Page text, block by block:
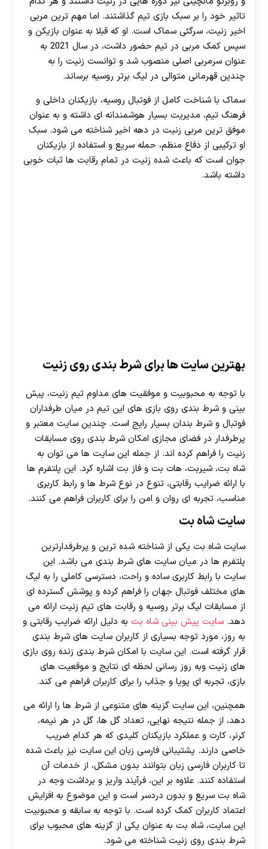
هات بت
تاثیر خود را بر سبک بازی تیم گذاشتند. اما مهم ترین مربی
اخیر زنیت، سرگئی سماک است. او که قبلا به عنوان بازیکن و
سپس کمک مربی در تیم حضور داشت، در سال 2021 به
عنوان سرمربی اصلی منصوب شد و توانست زنیت را به
چندین قهرمانی متوالی در لیگ برتر روسیه برساند.
سماک با شناخت کامل از فوتبال روسیه، بازیکنان داخلی و
فرهنگ تیم، مدیریت بسیار هوشمندانه ای داشته و به عنوان
موفق ترین مربی زنیت در دهه اخیر شناخته می شود. سبک
او ترکیبی از دفاع منظم، حمله سریع و استفاده از بازیکنان
جوان است که باعث شده زنیت در تمام رقابت ها ثبات خوبی
داشته باشد.
بهترین سایت‌ ها برای شرط بندی روی زنیت
با توجه به محبوبیت و موفقیت های مداوم تیم زنیت، پیش
بینی و شرط بندی روی بازی های این تیم در میان طرفداران
فوتبال و شرط بندان بسیار رایج است. چندین سایت معتبر و
پرطرفدار در فضای مجازی امکان شرط بندی روی مسابقات
زنیت را فراهم کرده اند. از جمله این سایت ها می توان به
شاه بت، شیربت، هات بت و فاز بت اشاره کرد. این پلتفرم ها
با ارائه ضرایب رقابتی، تنوع در نوع شرط ها و رابط کاربری
مناسب، تجربه ای روان و امن را برای کاربران فراهم می کنند.
سایت شاه بت
سایت شاه بت یکی از شناخته شده ترین و پرطرفدارترین
پلتفرم ها در میان سایت های شرط بندی می باشد. این
سایت با رابط کاربری ساده و راحت، دسترسی کاملی را به لیگ
های مختلف فوتبال جهان را فراهم کرده و پوشش گسترده ای
از مسابقات لیگ برتر روسیه و رقابت های تیم زنیت ارائه می
دهد. سایت پیش بینی شاه بت به دلیل ارائه ضرایب رقابتی و
به روز، مورد توجه بسیاری از کاربران سایت های شرط بندی
قرار گرفته است. این سایت با امکان شرط بندی زنده روی بازی
های زنیت وبه روز رسانی لحظه ای نتایج و موقعیت های
بازی، تجربه ای پویا و جذاب را برای کاربران فراهم می کند.
همچنین، این سایت گزینه های متنوعی از شرط ها را ارائه می
دهد، از جمله نتیجه نهایی، تعداد گل ها، گل در هر نیمه،
کرنر، کارت و عملکرد بازیکنان کلیدی که هر کدام ضریب
خاصی دارند. پشتیبانی فارسی زبان این سایت نیز باعث شده
تا کاربران فارسی زبان بتوانند بدون مشکل، از خدمات آن
استفاده کنند. علاوه بر این، فرآیند واریز و برداشت وجه در
شاه بت سریع و بدون دردسر است و این موضوع به افزایش
اعتماد کاربران کمک کرده است. با توجه به سابقه و محبوبیت
این سایت، شاه بت به عنوان یکی از گزینه های محبوب برای
شرط بندی روی زنیت شناخته می شود.